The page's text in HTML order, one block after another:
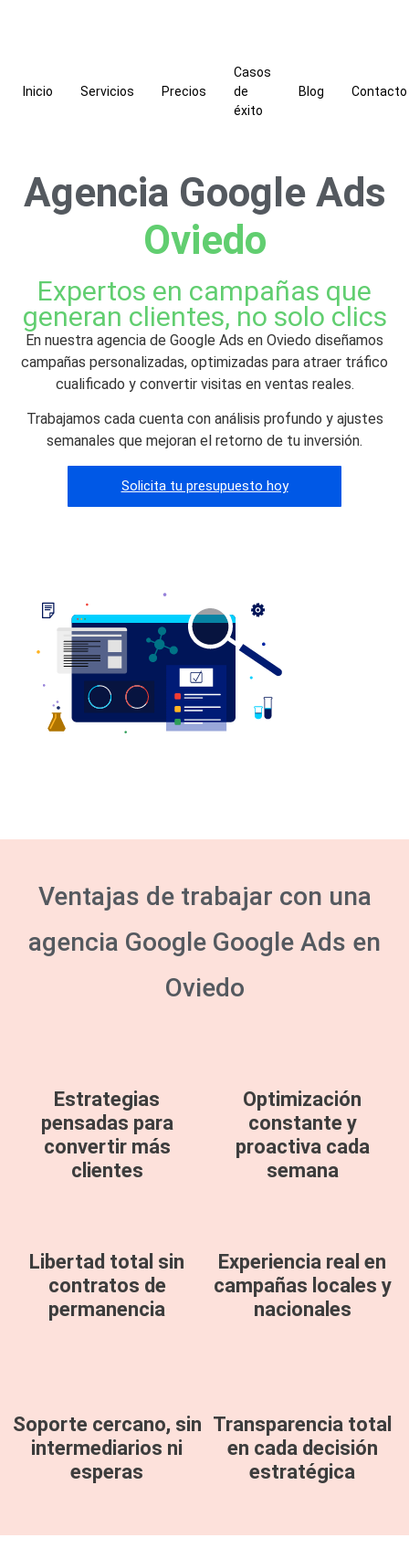
Inicio Servicios Precios
Casos
de
éxito
Blog Contacto
Agencia Google Ads
Oviedo
Expertos en campañas que
generan clientes, no solo clics
En nuestra agencia de Google Ads en Oviedo diseñamos
campañas personalizadas, optimizadas para atraer tráfico
cualificado y convertir visitas en ventas reales.
Trabajamos cada cuenta con análisis profundo y ajustes
semanales que mejoran el retorno de tu inversión.
Solicita tu presupuesto hoy
Ventajas de trabajar con una
agencia Google Google Ads en
Oviedo
Estrategias
pensadas para
convertir más
clientes
Optimización
constante y
proactiva cada
semana
Libertad total sin
contratos de
permanencia
Experiencia real en
campañas locales y
nacionales
Soporte cercano, sin
intermediarios ni
esperas
Transparencia total
en cada decisión
estratégica